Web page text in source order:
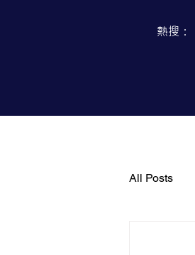
熱搜：
All Posts